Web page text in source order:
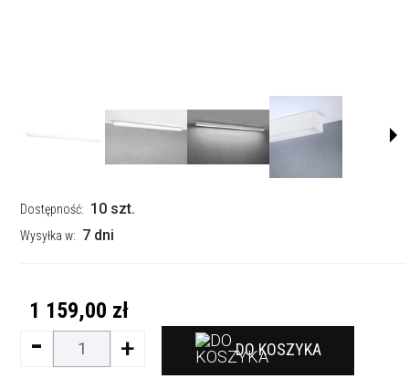
Dostępność: 10 szt.
Wysyłka w: 7 dni
1 159,00 zł
- + DO KOSZYKA